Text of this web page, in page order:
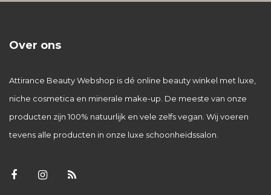
Over ons
Attirance Beauty Webshop is dé online beauty winkel met luxe,
niche cosmetica en minerale make-up. De meeste van onze
producten zijn 100% natuurlijk en vele zelfs vegan. Wij voeren
tevens alle producten in onze luxe schoonheidssalon.